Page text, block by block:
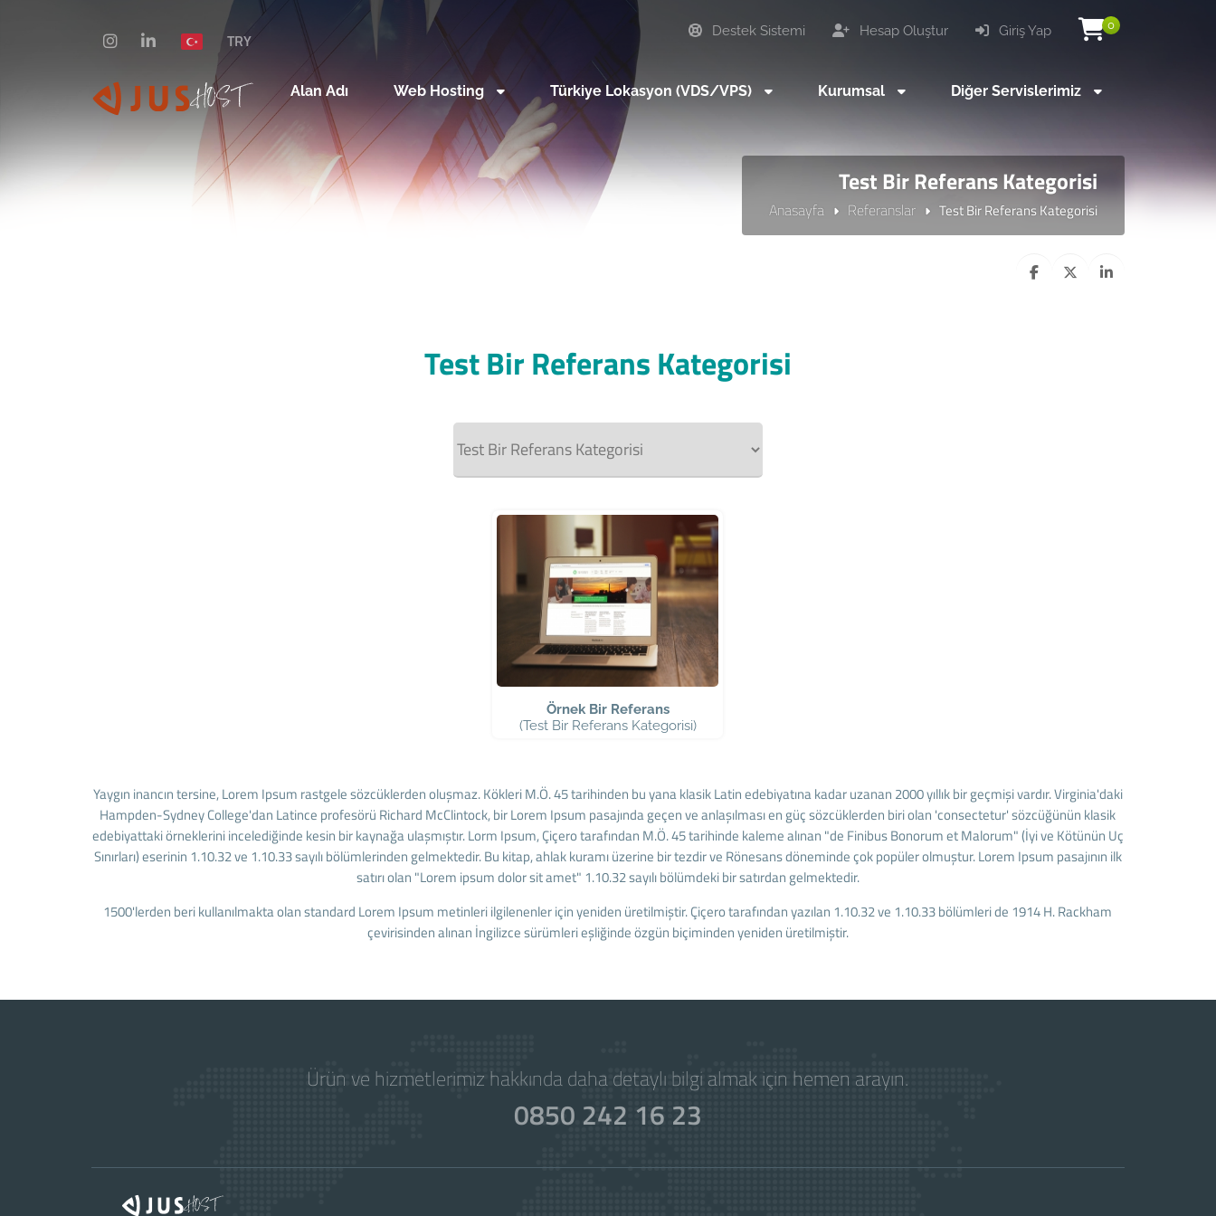
0
Giriş Yap
Hesap Oluştur
Destek Sistemi
TRY
Alan Adı Web Hosting Türkiye Lokasyon (VDS/VPS) Kurumsal Diğer Servislerimiz
Test Bir Referans Kategorisi
Anasayfa Referanslar Test Bir Referans Kategorisi
Test Bir Referans Kategorisi
Örnek Bir Referans
(Test Bir Referans Kategorisi)
Yaygın inancın tersine, Lorem Ipsum rastgele sözcüklerden oluşmaz. Kökleri M.Ö. 45 tarihinden bu yana klasik Latin edebiyatına kadar uzanan 2000 yıllık bir geçmişi vardır. Virginia'daki
Hampden-Sydney College'dan Latince profesörü Richard McClintock, bir Lorem Ipsum pasajında geçen ve anlaşılması en güç sözcüklerden biri olan 'consectetur' sözcüğünün klasik
edebiyattaki örneklerini incelediğinde kesin bir kaynağa ulaşmıştır. Lorm Ipsum, Çiçero tarafından M.Ö. 45 tarihinde kaleme alınan "de Finibus Bonorum et Malorum" (İyi ve Kötünün Uç
Sınırları) eserinin 1.10.32 ve 1.10.33 sayılı bölümlerinden gelmektedir. Bu kitap, ahlak kuramı üzerine bir tezdir ve Rönesans döneminde çok popüler olmuştur. Lorem Ipsum pasajının ilk
satırı olan "Lorem ipsum dolor sit amet" 1.10.32 sayılı bölümdeki bir satırdan gelmektedir.
1500'lerden beri kullanılmakta olan standard Lorem Ipsum metinleri ilgilenenler için yeniden üretilmiştir. Çiçero tarafından yazılan 1.10.32 ve 1.10.33 bölümleri de 1914 H. Rackham
çevirisinden alınan İngilizce sürümleri eşliğinde özgün biçiminden yeniden üretilmiştir.
Ürün ve hizmetlerimiz hakkında daha detaylı bilgi almak için hemen arayın.
0850 242 16 23